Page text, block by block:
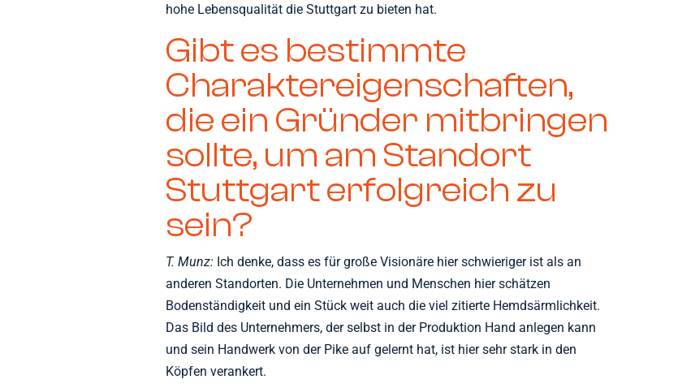
hohe Lebensqualität die Stuttgart zu bieten hat.
Gibt es bestimmte
Charaktereigenschaften,
die ein Gründer mitbringen
sollte, um am Standort
Stuttgart erfolgreich zu
sein?
T. Munz: Ich denke, dass es für große Visionäre hier schwieriger ist als an
anderen Standorten. Die Unternehmen und Menschen hier schätzen
Bodenständigkeit und ein Stück weit auch die viel zitierte Hemdsärmlichkeit.
Das Bild des Unternehmers, der selbst in der Produktion Hand anlegen kann
und sein Handwerk von der Pike auf gelernt hat, ist hier sehr stark in den
Köpfen verankert.